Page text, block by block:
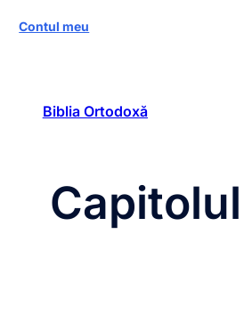
Contul meu
Biblia Ortodoxă